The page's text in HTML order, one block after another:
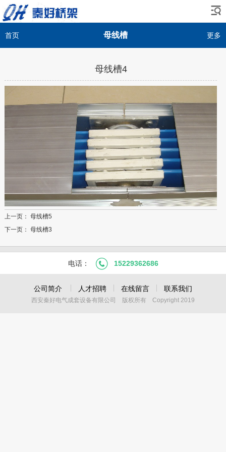
首页 更多
母线槽
母线槽4
上一页： 母线槽5
下一页： 母线槽3
电话： 15229362686
公司简介 人才招聘 在线留言 联系我们
西安秦好电气成套设备有限公司 版权所有 Copyright 2019